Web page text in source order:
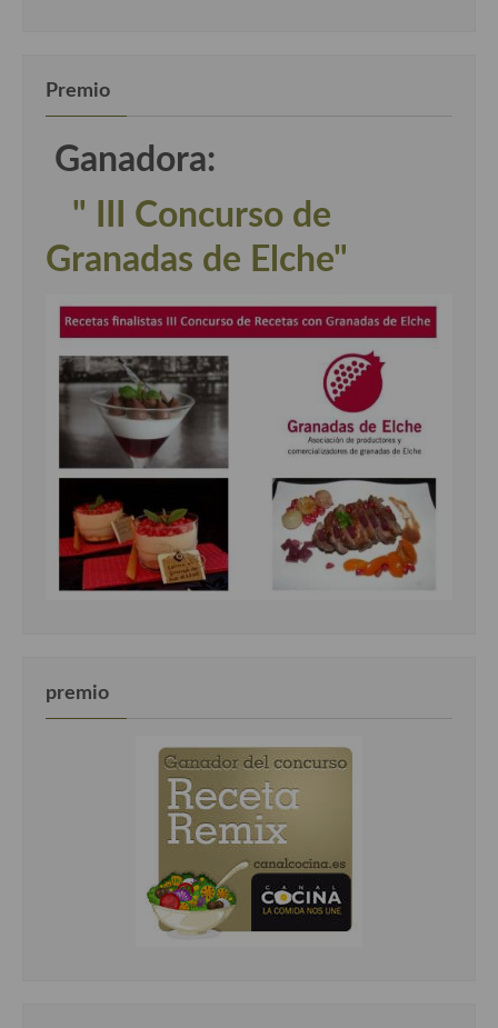
Premio
Ganadora:
" III Concurso de
Granadas de Elche"
premio